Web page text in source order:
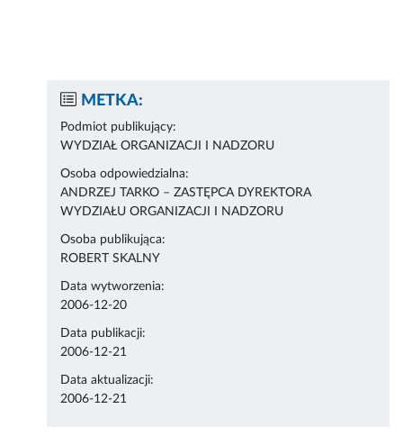
METKA:
Podmiot publikujący:
WYDZIAŁ ORGANIZACJI I NADZORU
Osoba odpowiedzialna:
ANDRZEJ TARKO – ZASTĘPCA DYREKTORA
WYDZIAŁU ORGANIZACJI I NADZORU
Osoba publikująca:
ROBERT SKALNY
Data wytworzenia:
2006-12-20
Data publikacji:
2006-12-21
Data aktualizacji:
2006-12-21